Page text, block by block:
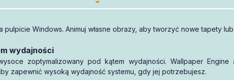
pulpicie Windows. Animuj własne obrazy, aby tworzyć nowe tapety
wydajności
zoptymalizowany pod kątem wydajności. Wallpaper
zapewnić wysoką wydajność systemu, gdy jej potrzebujesz.
Piszę opinię!
mają 1-miesięczny okres ważności.
1 miesiąca